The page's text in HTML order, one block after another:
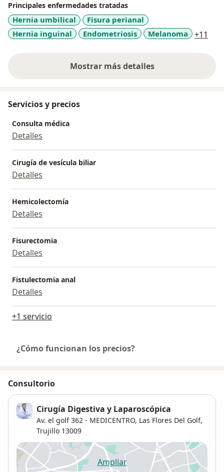
Endoscópica (SPCE), Miembro de la Sociedad de
Cirujanos Generales del Perú (SCGP) y de la Asociación
Peruana de Anestesia, Cirugía y Endoscopía Bariátrica
Cirugía del apéndice cecal, Cirugía de vesícula biliar y
trauma, Cirugía bariátrica y metabólica.
Principales enfermedades tratadas
Hernia umbilical
Fisura perianal
Hernia inguinal
Endometriosis Melanoma +11
Mostrar más detalles
sobre la experiencia
Servicios y precios
Consulta médica
Detalles
Cirugía de vesícula biliar
Detalles
Hemicolectomía
Detalles
Fisurectomia
Detalles
Fistulectomia anal
Detalles
+1 servicio
¿Cómo funcionan los precios?
Consultorio
Cirugía Digestiva y Laparoscópica
Av. el golf 362 - MEDICENTRO, Las Flores Del Golf,
Trujillo 13009
Ampliarse abre en una nueva